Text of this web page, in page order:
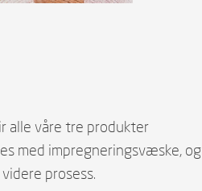
alle våre tre produkter
med impregneringsvæske, og
prosess.